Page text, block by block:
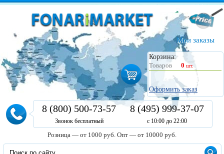
Мои заказы
Корзина:
Товаров
0 шт.
Оформить заказ
8 (800) 500-73-57
Звонок бесплатный
8 (495) 999-37-07
с 10:00 до 22:00
Розница — от 1000 руб. Опт — от 10000 руб.